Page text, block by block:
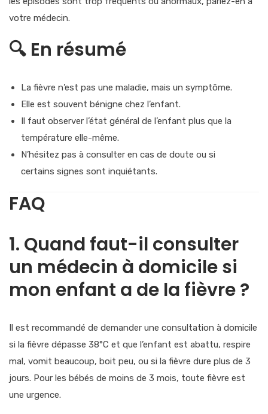
votre médecin.
🔍 En résumé
La fièvre n’est pas une maladie, mais un symptôme.
Elle est souvent bénigne chez l’enfant.
Il faut observer l’état général de l’enfant plus que la
température elle-même.
N’hésitez pas à consulter en cas de doute ou si
certains signes sont inquiétants.
FAQ
1. Quand faut-il consulter
un médecin à domicile si
mon enfant a de la fièvre ?
Il est recommandé de demander une consultation à domicile
si la fièvre dépasse 38°C et que l’enfant est abattu, respire
mal, vomit beaucoup, boit peu, ou si la fièvre dure plus de 3
jours. Pour les bébés de moins de 3 mois, toute fièvre est
une urgence.